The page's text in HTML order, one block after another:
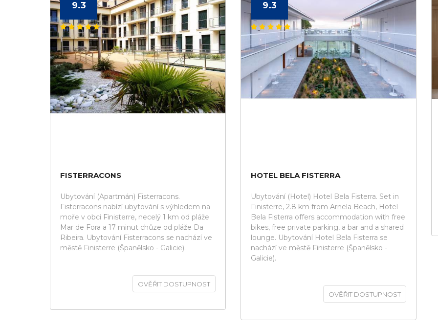
9.3
FISTERRACONS
Ubytování (Apartmán) Fisterracons.
Fisterracons nabízí ubytování s výhledem na
moře v obci Finisterre, necelý 1 km od pláže
Mar de Fora a 17 minut chůze od pláže Da
Ribeira. Ubytování Fisterracons se nachází ve
městě Finisterre (Španělsko - Galicie).
OVĚŘIT DOSTUPNOST
9.3
HOTEL BELA FISTERRA
Ubytování (Hotel) Hotel Bela Fisterra. Set in
Finisterre, 2.8 km from Arnela Beach, Hotel
Bela Fisterra offers accommodation with free
bikes, free private parking, a bar and a shared
lounge. Ubytování Hotel Bela Fisterra se
nachází ve městě Finisterre (Španělsko -
Galicie).
OVĚŘIT DOSTUPNOST